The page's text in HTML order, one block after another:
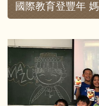
國際教育登豐年